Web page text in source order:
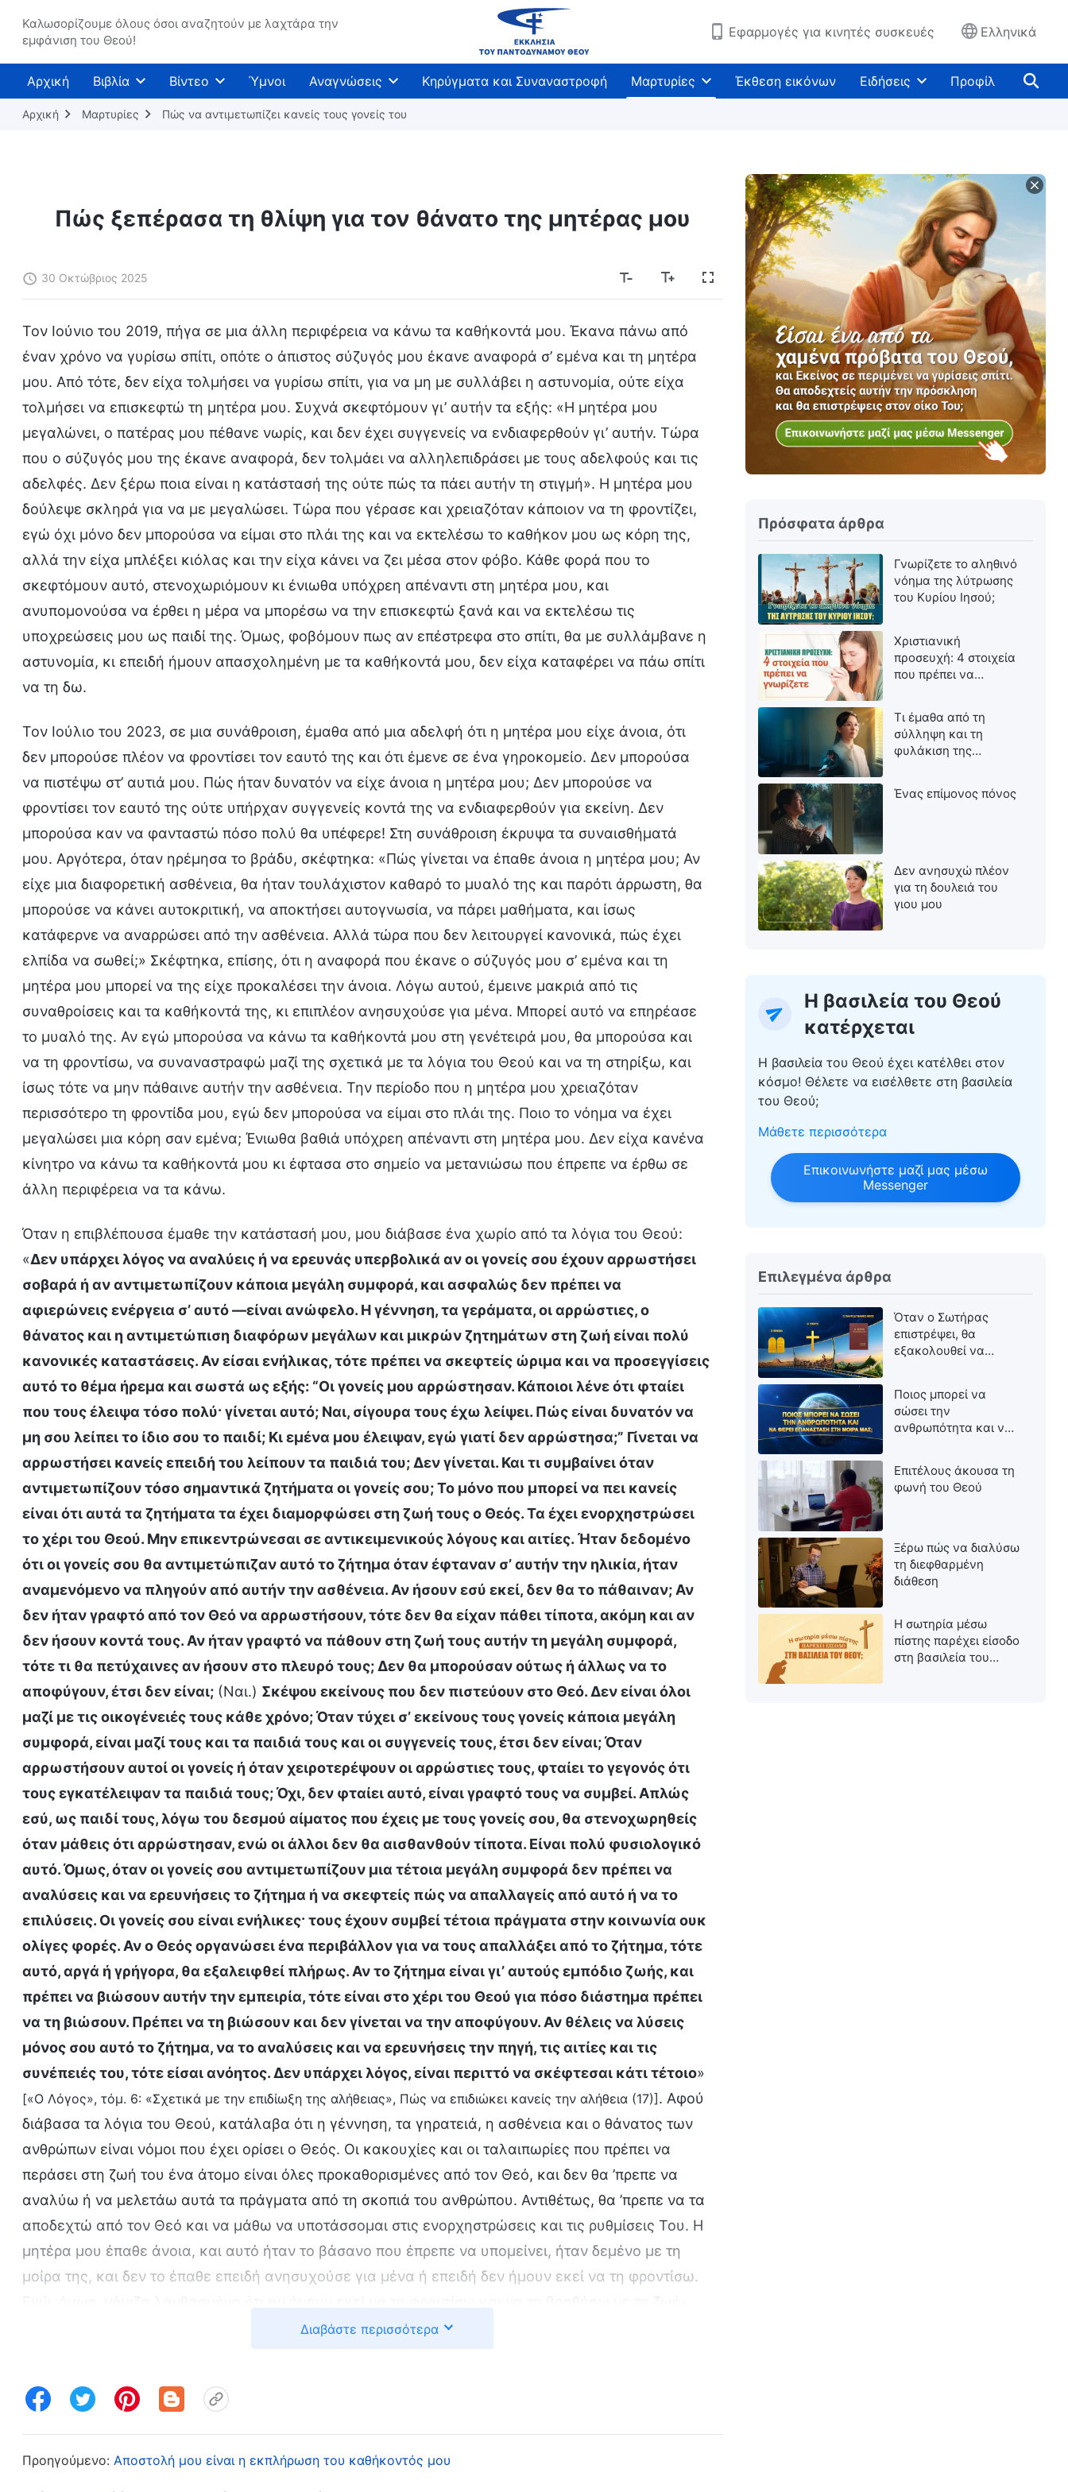
Καλωσορίζουμε όλους όσοι αναζητούν με λαχτάρα την
εμφάνιση του Θεού!
Εφαρμογές για κινητές συσκευές Ελληνικά
Αρχική Βιβλία Βίντεο Ύμνοι Αναγνώσεις Κηρύγματα και Συναναστροφή Μαρτυρίες Έκθεση εικόνων Ειδήσεις Προφίλ
Αρχική Μαρτυρίες Πώς να αντιμετωπίζει κανείς τους γονείς του
Πώς ξεπέρασα τη θλίψη για τον θάνατο της μητέρας μου
30 Οκτώβριος 2025
Τον Ιούνιο του 2019, πήγα σε μια άλλη περιφέρεια να κάνω τα καθήκοντά μου. Έκανα πάνω από
έναν χρόνο να γυρίσω σπίτι, οπότε ο άπιστος σύζυγός μου έκανε αναφορά σ’ εμένα και τη μητέρα
μου. Από τότε, δεν είχα τολμήσει να γυρίσω σπίτι, για να μη με συλλάβει η αστυνομία, ούτε είχα
τολμήσει να επισκεφτώ τη μητέρα μου. Συχνά σκεφτόμουν γι’ αυτήν τα εξής: «Η μητέρα μου
μεγαλώνει, ο πατέρας μου πέθανε νωρίς, και δεν έχει συγγενείς να ενδιαφερθούν γι’ αυτήν. Τώρα
που ο σύζυγός μου της έκανε αναφορά, δεν τολμάει να αλληλεπιδράσει με τους αδελφούς και τις
αδελφές. Δεν ξέρω ποια είναι η κατάστασή της ούτε πώς τα πάει αυτήν τη στιγμή». Η μητέρα μου
δούλεψε σκληρά για να με μεγαλώσει. Τώρα που γέρασε και χρειαζόταν κάποιον να τη φροντίζει,
εγώ όχι μόνο δεν μπορούσα να είμαι στο πλάι της και να εκτελέσω το καθήκον μου ως κόρη της,
αλλά την είχα μπλέξει κιόλας και την είχα κάνει να ζει μέσα στον φόβο. Κάθε φορά που το
σκεφτόμουν αυτό, στενοχωριόμουν κι ένιωθα υπόχρεη απέναντι στη μητέρα μου, και
ανυπομονούσα να έρθει η μέρα να μπορέσω να την επισκεφτώ ξανά και να εκτελέσω τις
υποχρεώσεις μου ως παιδί της. Όμως, φοβόμουν πως αν επέστρεφα στο σπίτι, θα με συλλάμβανε η
αστυνομία, κι επειδή ήμουν απασχολημένη με τα καθήκοντά μου, δεν είχα καταφέρει να πάω σπίτι
να τη δω.
Τον Ιούλιο του 2023, σε μια συνάθροιση, έμαθα από μια αδελφή ότι η μητέρα μου είχε άνοια, ότι
δεν μπορούσε πλέον να φροντίσει τον εαυτό της και ότι έμενε σε ένα γηροκομείο. Δεν μπορούσα
να πιστέψω στ’ αυτιά μου. Πώς ήταν δυνατόν να είχε άνοια η μητέρα μου; Δεν μπορούσε να
φροντίσει τον εαυτό της ούτε υπήρχαν συγγενείς κοντά της να ενδιαφερθούν για εκείνη. Δεν
μπορούσα καν να φανταστώ πόσο πολύ θα υπέφερε! Στη συνάθροιση έκρυψα τα συναισθήματά
μου. Αργότερα, όταν ηρέμησα το βράδυ, σκέφτηκα: «Πώς γίνεται να έπαθε άνοια η μητέρα μου; Αν
είχε μια διαφορετική ασθένεια, θα ήταν τουλάχιστον καθαρό το μυαλό της και παρότι άρρωστη, θα
μπορούσε να κάνει αυτοκριτική, να αποκτήσει αυτογνωσία, να πάρει μαθήματα, και ίσως
κατάφερνε να αναρρώσει από την ασθένεια. Αλλά τώρα που δεν λειτουργεί κανονικά, πώς έχει
ελπίδα να σωθεί;» Σκέφτηκα, επίσης, ότι η αναφορά που έκανε ο σύζυγός μου σ’ εμένα και τη
μητέρα μου μπορεί να της είχε προκαλέσει την άνοια. Λόγω αυτού, έμεινε μακριά από τις
συναθροίσεις και τα καθήκοντά της, κι επιπλέον ανησυχούσε για μένα. Μπορεί αυτό να επηρέασε
το μυαλό της. Αν εγώ μπορούσα να κάνω τα καθήκοντά μου στη γενέτειρά μου, θα μπορούσα και
να τη φροντίσω, να συναναστραφώ μαζί της σχετικά με τα λόγια του Θεού και να τη στηρίξω, και
ίσως τότε να μην πάθαινε αυτήν την ασθένεια. Την περίοδο που η μητέρα μου χρειαζόταν
περισσότερο τη φροντίδα μου, εγώ δεν μπορούσα να είμαι στο πλάι της. Ποιο το νόημα να έχει
μεγαλώσει μια κόρη σαν εμένα; Ένιωθα βαθιά υπόχρεη απέναντι στη μητέρα μου. Δεν είχα κανένα
κίνητρο να κάνω τα καθήκοντά μου κι έφτασα στο σημείο να μετανιώσω που έπρεπε να έρθω σε
άλλη περιφέρεια να τα κάνω.
Όταν η επιβλέπουσα έμαθε την κατάστασή μου, μου διάβασε ένα χωρίο από τα λόγια του Θεού:
«Δεν υπάρχει λόγος να αναλύεις ή να ερευνάς υπερβολικά αν οι γονείς σου έχουν αρρωστήσει
σοβαρά ή αν αντιμετωπίζουν κάποια μεγάλη συμφορά, και ασφαλώς δεν πρέπει να
αφιερώνεις ενέργεια σ’ αυτό —είναι ανώφελο. Η γέννηση, τα γεράματα, οι αρρώστιες, ο
θάνατος και η αντιμετώπιση διαφόρων μεγάλων και μικρών ζητημάτων στη ζωή είναι πολύ
κανονικές καταστάσεις. Αν είσαι ενήλικας, τότε πρέπει να σκεφτείς ώριμα και να προσεγγίσεις
αυτό το θέμα ήρεμα και σωστά ως εξής: “Οι γονείς μου αρρώστησαν. Κάποιοι λένε ότι φταίει
που τους έλειψα τόσο πολύ· γίνεται αυτό; Ναι, σίγουρα τους έχω λείψει. Πώς είναι δυνατόν να
μη σου λείπει το ίδιο σου το παιδί; Κι εμένα μου έλειψαν, εγώ γιατί δεν αρρώστησα;” Γίνεται να
αρρωστήσει κανείς επειδή του λείπουν τα παιδιά του; Δεν γίνεται. Και τι συμβαίνει όταν
αντιμετωπίζουν τόσο σημαντικά ζητήματα οι γονείς σου; Το μόνο που μπορεί να πει κανείς
είναι ότι αυτά τα ζητήματα τα έχει διαμορφώσει στη ζωή τους ο Θεός. Τα έχει ενορχηστρώσει
το χέρι του Θεού. Μην επικεντρώνεσαι σε αντικειμενικούς λόγους και αιτίες. Ήταν δεδομένο
ότι οι γονείς σου θα αντιμετώπιζαν αυτό το ζήτημα όταν έφταναν σ’ αυτήν την ηλικία, ήταν
αναμενόμενο να πληγούν από αυτήν την ασθένεια. Αν ήσουν εσύ εκεί, δεν θα το πάθαιναν; Αν
δεν ήταν γραφτό από τον Θεό να αρρωστήσουν, τότε δεν θα είχαν πάθει τίποτα, ακόμη και αν
δεν ήσουν κοντά τους. Αν ήταν γραφτό να πάθουν στη ζωή τους αυτήν τη μεγάλη συμφορά,
τότε τι θα πετύχαινες αν ήσουν στο πλευρό τους; Δεν θα μπορούσαν ούτως ή άλλως να το
αποφύγουν, έτσι δεν είναι; (Ναι.) Σκέψου εκείνους που δεν πιστεύουν στο Θεό. Δεν είναι όλοι
μαζί με τις οικογένειές τους κάθε χρόνο; Όταν τύχει σ’ εκείνους τους γονείς κάποια μεγάλη
συμφορά, είναι μαζί τους και τα παιδιά τους και οι συγγενείς τους, έτσι δεν είναι; Όταν
αρρωστήσουν αυτοί οι γονείς ή όταν χειροτερέψουν οι αρρώστιες τους, φταίει το γεγονός ότι
τους εγκατέλειψαν τα παιδιά τους; Όχι, δεν φταίει αυτό, είναι γραφτό τους να συμβεί. Απλώς
εσύ, ως παιδί τους, λόγω του δεσμού αίματος που έχεις με τους γονείς σου, θα στενοχωρηθείς
όταν μάθεις ότι αρρώστησαν, ενώ οι άλλοι δεν θα αισθανθούν τίποτα. Είναι πολύ φυσιολογικό
αυτό. Όμως, όταν οι γονείς σου αντιμετωπίζουν μια τέτοια μεγάλη συμφορά δεν πρέπει να
αναλύσεις και να ερευνήσεις το ζήτημα ή να σκεφτείς πώς να απαλλαγείς από αυτό ή να το
επιλύσεις. Οι γονείς σου είναι ενήλικες· τους έχουν συμβεί τέτοια πράγματα στην κοινωνία ουκ
ολίγες φορές. Αν ο Θεός οργανώσει ένα περιβάλλον για να τους απαλλάξει από το ζήτημα, τότε
αυτό, αργά ή γρήγορα, θα εξαλειφθεί πλήρως. Αν το ζήτημα είναι γι’ αυτούς εμπόδιο ζωής, και
πρέπει να βιώσουν αυτήν την εμπειρία, τότε είναι στο χέρι του Θεού για πόσο διάστημα πρέπει
να τη βιώσουν. Πρέπει να τη βιώσουν και δεν γίνεται να την αποφύγουν. Αν θέλεις να λύσεις
μόνος σου αυτό το ζήτημα, να το αναλύσεις και να ερευνήσεις την πηγή, τις αιτίες και τις
συνέπειές του, τότε είσαι ανόητος. Δεν υπάρχει λόγος, είναι περιττό να σκέφτεσαι κάτι τέτοιο»
[«Ο Λόγος», τόμ. 6: «Σχετικά με την επιδίωξη της αλήθειας», Πώς να επιδιώκει κανείς την αλήθεια (17)] . Αφού
διάβασα τα λόγια του Θεού, κατάλαβα ότι η γέννηση, τα γηρατειά, η ασθένεια και ο θάνατος των
ανθρώπων είναι νόμοι που έχει ορίσει ο Θεός. Οι κακουχίες και οι ταλαιπωρίες που πρέπει να
περάσει στη ζωή του ένα άτομο είναι όλες προκαθορισμένες από τον Θεό, και δεν θα ’πρεπε να
αναλύω ή να μελετάω αυτά τα πράγματα από τη σκοπιά του ανθρώπου. Αντιθέτως, θα ’πρεπε να τα
αποδεχτώ από τον Θεό και να μάθω να υποτάσσομαι στις ενορχηστρώσεις και τις ρυθμίσεις Του. Η
μητέρα μου έπαθε άνοια, και αυτό ήταν το βάσανο που έπρεπε να υπομείνει, ήταν δεμένο με τη
μοίρα της, και δεν το έπαθε επειδή ανησυχούσε για μένα ή επειδή δεν ήμουν εκεί να τη φροντίσω.
είσοδό της, δεν θα είχε πάθει αυτήν την ασθένεια. Ήταν μια παρανόηση της κυριαρχίας και των
Ακόμα κι αυτοί παθαίνουν τις ασθένειες που είναι γραφτό να πάθουν και πεθαίνουν όταν έρθει η
φροντίζουν. Η ασθένεια της μητέρας μου και η σοβαρότητά της ήταν προκαθορισμένα από τον Θεό.
Διαβάστε περισσότερα
Προηγούμενο: Αποστολή μου είναι η εκπλήρωση του καθήκοντός μου
Πρόσφατα άρθρα
Γνωρίζετε το αληθινό
νόημα της λύτρωσης
του Κυρίου Ιησού;
Χριστιανική
προσευχή: 4 στοιχεία
που πρέπει να
Τι έμαθα από τη
σύλληψη και τη
φυλάκιση της
Ένας επίμονος πόνος
Δεν ανησυχώ πλέον
για τη δουλειά του
γιου μου
Η βασιλεία του Θεού
κατέρχεται
Η βασιλεία του Θεού έχει κατέλθει στον
κόσμο! Θέλετε να εισέλθετε στη βασιλεία
του Θεού;
Μάθετε περισσότερα
Επικοινωνήστε μαζί μας μέσω
Messenger
Επιλεγμένα άρθρα
Όταν ο Σωτήρας
επιστρέψει, θα
εξακολουθεί να
Ποιος μπορεί να
σώσει την
ανθρωπότητα και να
Επιτέλους άκουσα τη
φωνή του Θεού
Ξέρω πώς να διαλύσω
τη διεφθαρμένη
διάθεση
Η σωτηρία μέσω
πίστης παρέχει είσοδο
στη βασιλεία του